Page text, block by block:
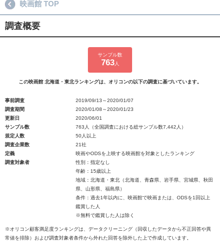
映画館 TOP
調査概要
サンプル数
763人
この映画館 北海道・東北ランキングは、オリコンの以下の調査に基づいています。
事前調査
2019/09/13～2020/01/07
調査期間
2020/01/08～2020/01/23
更新日
2020/06/01
サンプル数
763人（全国調査における総サンプル数7,442人）
規定人数
50人以上
調査企業数
21社
定義
映画やODSを上映する映画館を対象としたランキング
調査対象者
性別：指定なし
年齢：15歳以上
地域：北海道・東北（北海道、青森県、岩手県、宮城県、秋田
県、山形県、福島県）
条件：過去1年以内に、映画館で映画または、ODSを1回以上
鑑賞した人
※無料で鑑賞した人は除く
※オリコン顧客満足度ランキングは、データクリーニング（回収したデータから不正回答や異
常値を排除）および調査対象者条件から外れた回答を除外した上で作成しています。